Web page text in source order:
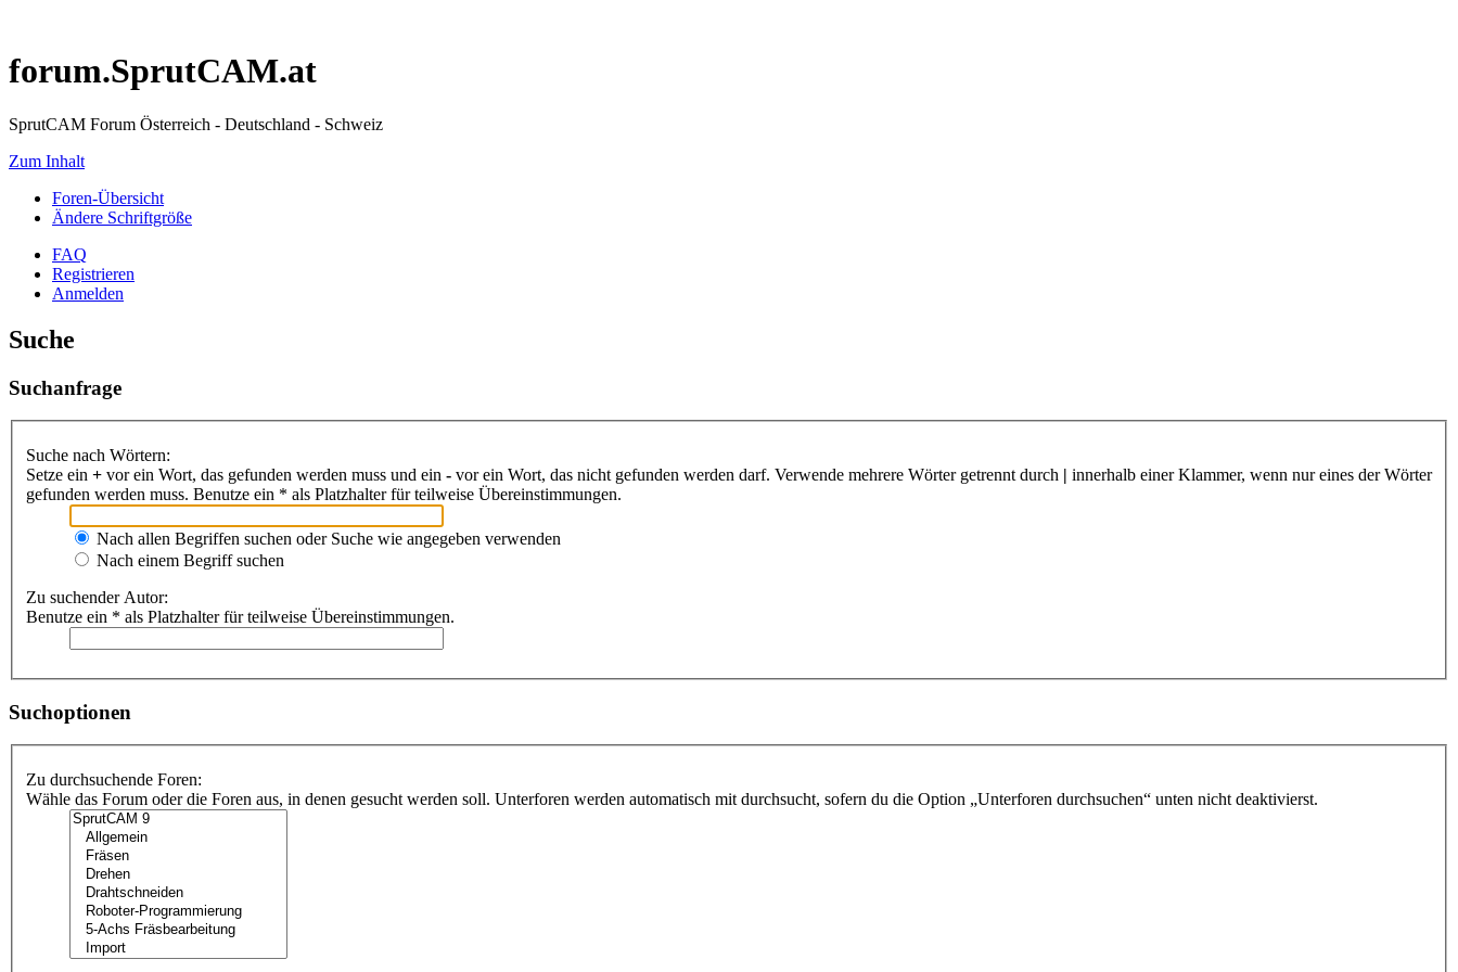
forum.SprutCAM.at
SprutCAM Forum Österreich - Deutschland - Schweiz
Zum Inhalt
Foren-Übersicht
Ändere Schriftgröße
FAQ
Registrieren
Anmelden
Suche
Suchanfrage
Suche nach Wörtern:
Setze ein + vor ein Wort, das gefunden werden muss und ein - vor ein Wort, das nicht gefunden werden darf. Verwende mehrere Wörter getrennt durch | innerhalb einer Klammer, wenn nur eines der Wörter
gefunden werden muss. Benutze ein * als Platzhalter für teilweise Übereinstimmungen.
Nach allen Begriffen suchen oder Suche wie angegeben verwenden
Nach einem Begriff suchen
Zu suchender Autor:
Benutze ein * als Platzhalter für teilweise Übereinstimmungen.
Suchoptionen
Zu durchsuchende Foren:
Wähle das Forum oder die Foren aus, in denen gesucht werden soll. Unterforen werden automatisch mit durchsucht, sofern du die Option „Unterforen durchsuchen“ unten nicht deaktivierst.